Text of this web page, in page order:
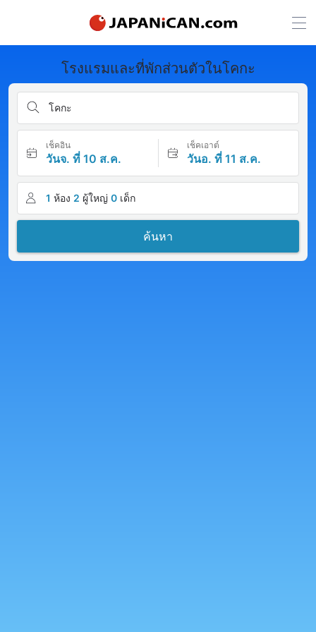
โรงแรมและที่พักส่วนตัวในโคกะ
โคกะ
เช็คอิน
วันจ. ที่ 10 ส.ค.
เช็คเอาต์
วันอ. ที่ 11 ส.ค.
1 ห้อง 2 ผู้ใหญ่ 0 เด็ก
ค้นหา